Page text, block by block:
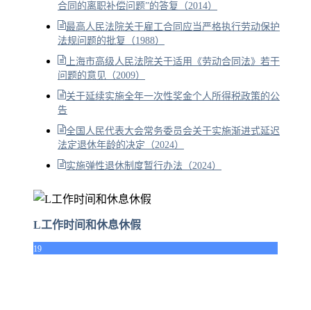
合同的离职补偿问题”的答复（2014）
最高人民法院关于雇工合同应当严格执行劳动保护
法规问题的批复（1988）
上海市高级人民法院关于适用《劳动合同法》若干
问题的意见（2009）
关于延续实施全年一次性奖金个人所得税政策的公
告
全国人民代表大会常务委员会关于实施渐进式延迟
法定退休年龄的决定（2024）
实施弹性退休制度暂行办法（2024）
L工作时间和休息休假
19